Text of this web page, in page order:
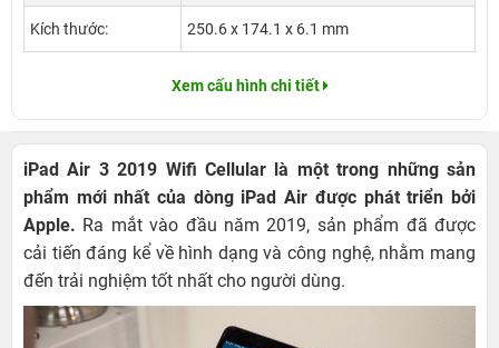
Kích thước: 250.6 x 174.1 x 6.1 mm
Xem cấu hình chi tiết
iPad Air 3 2019 Wifi Cellular là một trong những sản
phẩm mới nhất của dòng iPad Air được phát triển bởi
Apple. Ra mắt vào đầu năm 2019, sản phẩm đã được
cải tiến đáng kể về hình dạng và công nghệ, nhằm mang
đến trải nghiệm tốt nhất cho người dùng.